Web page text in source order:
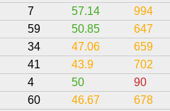
7 57.14 994
59 50.85 647
34 47.06 659
41 43.9 702
4 50 90
60 46.67 678